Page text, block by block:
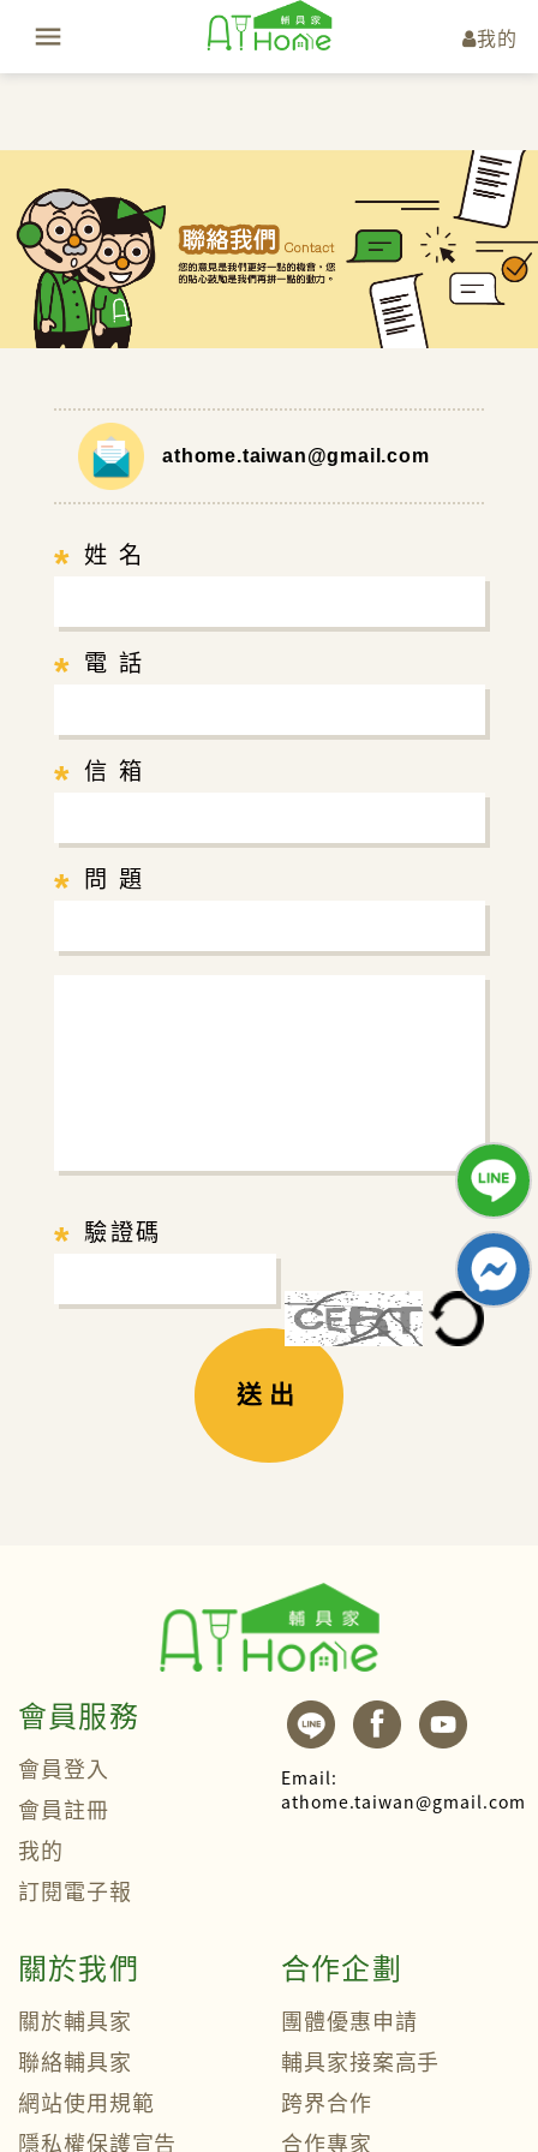
我的
athome.taiwan@gmail.com
* 姓 名
* 電 話
* 信 箱
* 問 題
* 驗證碼
送出
會員服務
會員登入
會員註冊
我的
訂閱電子報
Email:
athome.taiwan@gmail.com
關於我們
關於輔具家
聯絡輔具家
網站使用規範
隱私權保護宣告
合作企劃
團體優惠申請
輔具家接案高手
跨界合作
合作專家